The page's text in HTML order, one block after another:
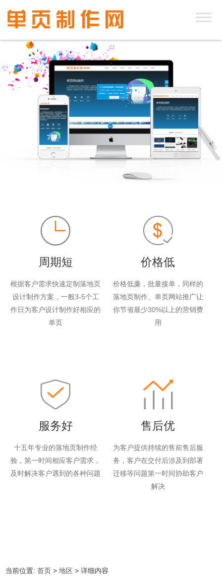
周期短
根据客户需求快速定制落地页
设计制作方案，一般3-5个工
作日为客户设计制作好相应的
单页
价格低
价格低廉，批量接单，同样的
落地页制作、单页网站推广让
你节省最少30%以上的营销费
用
服务好
十五年专业的落地页制作经
验，第一时间相应客户需求，
及时解决客户遇到的各种问题
售后优
为客户提供持续的售前售后服
务，客户在交付后涉及到部署
迁移等问题第一时间协助客户
解决
当前位置:首页 >地区 > 详细内容